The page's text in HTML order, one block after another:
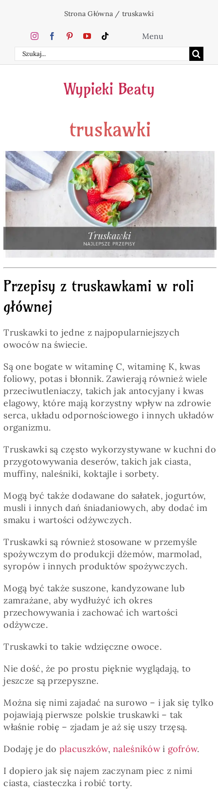
zawartości
Strona Główna / truskawki
Szukaj
Menu
Home
Ciasta
Desery
Święta
Napoje
Pieczywo
Przetwory
Posiłki
SKLEP
Polski
Wypieki Beaty
truskawki
Przepisy z truskawkami w roli
głównej
Truskawki to jedne z najpopularniejszych
owoców na świecie.
Są one bogate w witaminę C, witaminę K, kwas
foliowy, potas i błonnik. Zawierają również wiele
przeciwutleniaczy, takich jak antocyjany i kwas
elagowy, które mają korzystny wpływ na zdrowie
serca, układu odpornościowego i innych układów
organizmu.
Truskawki są często wykorzystywane w kuchni do
przygotowywania deserów, takich jak ciasta,
muffiny, naleśniki, koktajle i sorbety.
Mogą być także dodawane do sałatek, jogurtów,
musli i innych dań śniadaniowych, aby dodać im
smaku i wartości odżywczych.
Truskawki są również stosowane w przemyśle
spożywczym do produkcji dżemów, marmolad,
syropów i innych produktów spożywczych.
Mogą być także suszone, kandyzowane lub
zamrażane, aby wydłużyć ich okres
przechowywania i zachować ich wartości
odżywcze.
Truskawki to takie wdzięczne owoce.
Nie dość, że po prostu pięknie wyglądają, to
jeszcze są przepyszne.
Można się nimi zajadać na surowo – i jak się tylko
pojawiają pierwsze polskie truskawki – tak
właśnie robię – zjadam je aż się uszy trzęsą.
Dodaję je do placuszków,naleśnikówi gofrów.
I dopiero jak się najem zaczynam piec z nimi
ciasta, ciasteczka i robić torty.